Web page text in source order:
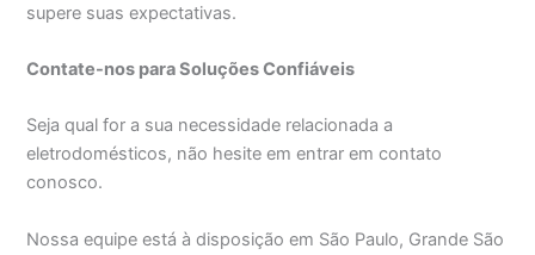
supere suas expectativas.
Contate-nos para Soluções Confiáveis
Seja qual for a sua necessidade relacionada a
eletrodomésticos, não hesite em entrar em contato
conosco.
Nossa equipe está à disposição em São Paulo, Grande São